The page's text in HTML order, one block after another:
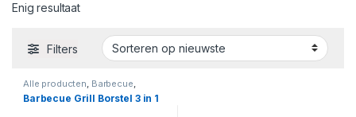
Enig resultaat
Filters
Alle producten, Barbecue,
Barbecue Accessoires Buiten
Barbecue Grill Borstel 3 in 1